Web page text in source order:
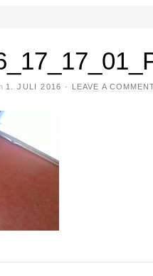
1. JULI 2016 · LEAVE A